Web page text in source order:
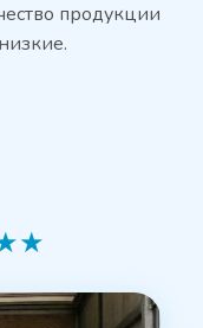
продукции
★